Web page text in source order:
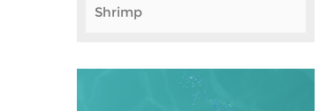
Shrimp